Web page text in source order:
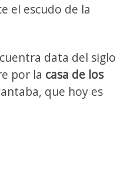
el escudo de la
data del siglo
por la casa de los
que hoy es